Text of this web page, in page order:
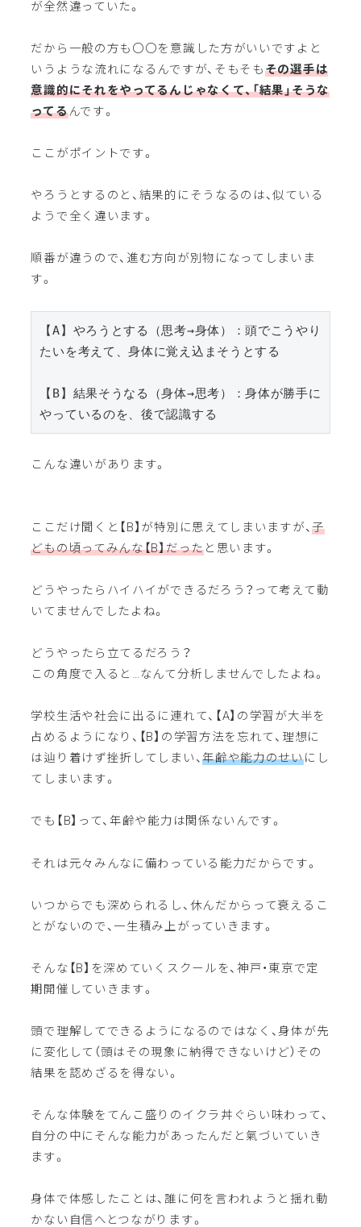
が全然違っていた。
だから一般の方も〇〇を意識した方がいいですよと
いうような流れになるんですが、そもそもその選手は
意識的にそれをやってるんじゃなくて、「結果」そうな
ってるんです。
ここがポイントです。
やろうとするのと、結果的にそうなるのは、似ている
ようで全く違います。
順番が違うので、進む方向が別物になってしまいま
す。
【A】やろうとする（思考→身体）：頭でこうやり
たいを考えて、身体に覚え込まそうとする
【B】結果そうなる（身体→思考）：身体が勝手に
やっているのを、後で認識する
こんな違いがあります。
ここだけ聞くと【B】が特別に思えてしまいますが、子
どもの頃ってみんな【B】だったと思います。
どうやったらハイハイができるだろう？って考えて動
いてませんでしたよね。
どうやったら立てるだろう？
この角度で入ると…なんて分析しませんでしたよね。
学校生活や社会に出るに連れて、【A】の学習が大半を
占めるようになり、【B】の学習方法を忘れて、理想に
は辿り着けず挫折してしまい、年齢や能力のせいにし
てしまいます。
でも【B】って、年齢や能力は関係ないんです。
それは元々みんなに備わっている能力だからです。
いつからでも深められるし、休んだからって衰えるこ
とがないので、一生積み上がっていきます。
そんな【B】を深めていくスクールを、神戸・東京で定
期開催していきます。
頭で理解してできるようになるのではなく、身体が先
に変化して（頭はその現象に納得できないけど）その
結果を認めざるを得ない。
そんな体験をてんこ盛りのイクラ丼ぐらい味わって、
自分の中にそんな能力があったんだと氣づいていき
ます。
身体で体感したことは、誰に何を言われようと揺れ動
かない自信へとつながります。